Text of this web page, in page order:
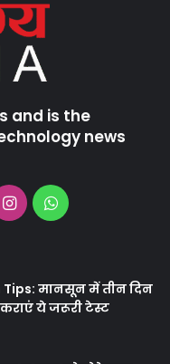
and is the
news
InstagramWhatsApp
मानसून में तीन दिन
ये जरूरी टेस्ट